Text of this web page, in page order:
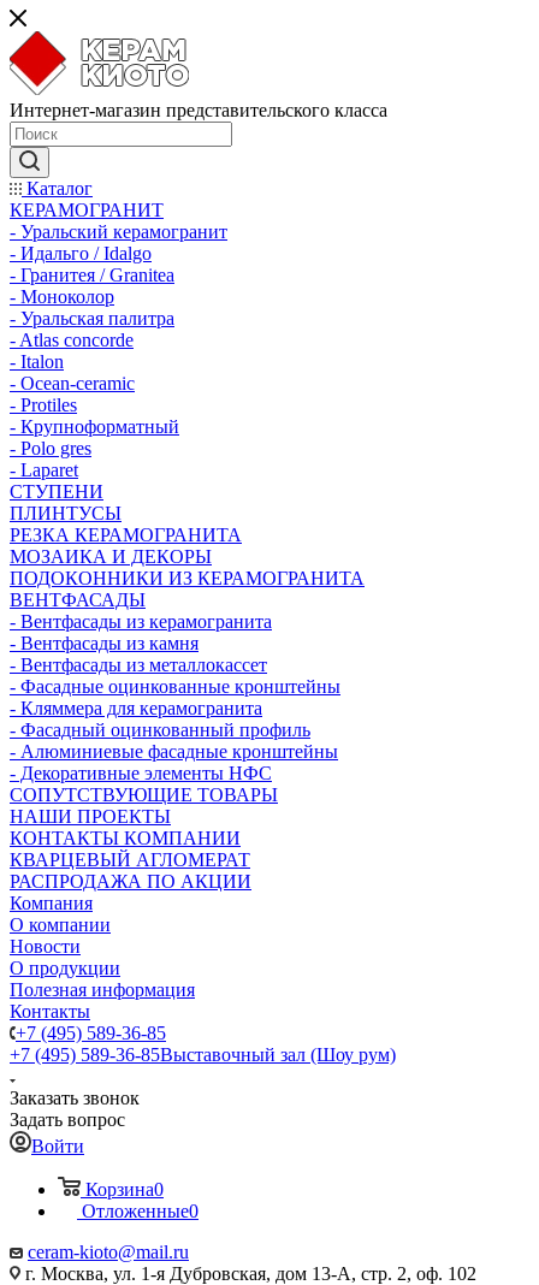
Интернет-магазин представительского класса
Каталог
КЕРАМОГРАНИТ
- Уральский керамогранит
- Идальго / Idalgo
- Гранитея / Granitea
- Моноколор
- Уральская палитра
- Atlas concorde
- Italon
- Ocean-ceramic
- Protiles
- Крупноформатный
- Polo gres
- Laparet
СТУПЕНИ
ПЛИНТУСЫ
РЕЗКА КЕРАМОГРАНИТА
МОЗАИКА И ДЕКОРЫ
ПОДОКОННИКИ ИЗ КЕРАМОГРАНИТА
ВЕНТФАСАДЫ
- Вентфасады из керамогранита
- Вентфасады из камня
- Вентфасады из металлокассет
- Фасадные оцинкованные кронштейны
- Кляммера для керамогранита
- Фасадный оцинкованный профиль
- Алюминиевые фасадные кронштейны
- Декоративные элементы НФС
СОПУТСТВУЮЩИЕ ТОВАРЫ
НАШИ ПРОЕКТЫ
КОНТАКТЫ КОМПАНИИ
КВАРЦЕВЫЙ АГЛОМЕРАТ
РАСПРОДАЖА ПО АКЦИИ
Компания
О компании
Новости
О продукции
Полезная информация
Контакты
+7 (495) 589-36-85
+7 (495) 589-36-85Выставочный зал (Шоу рум)
Заказать звонок
Задать вопрос
Войти
Корзина0
Отложенные0
ceram-kioto@mail.ru
г. Москва, ул. 1-я Дубровская, дом 13-А, стр. 2, оф. 102